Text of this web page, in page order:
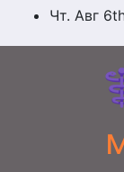
ПерейтиЧт. Авг